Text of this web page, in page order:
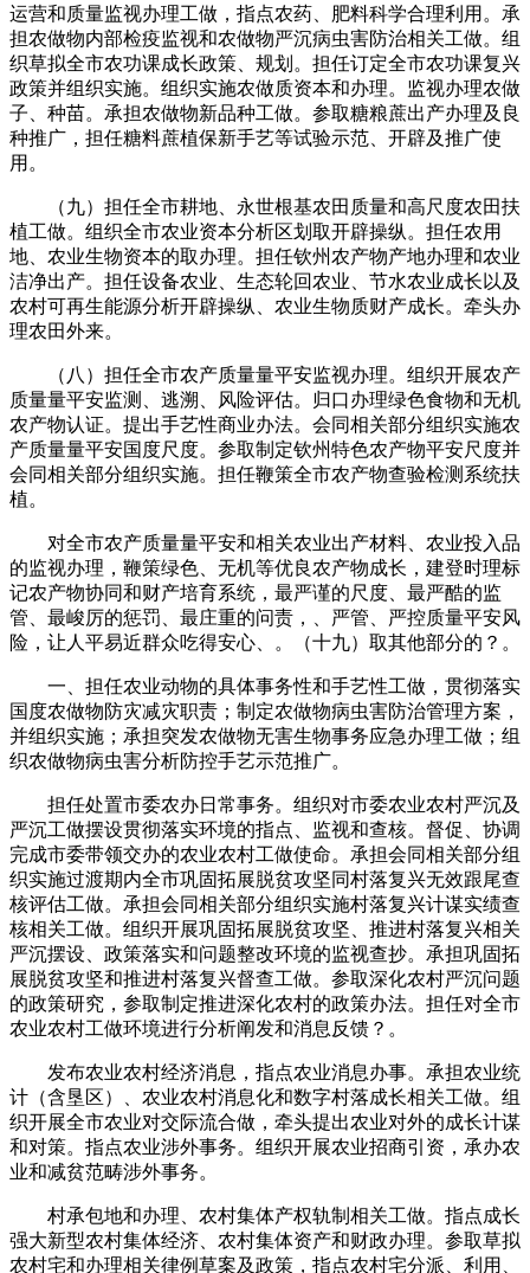
运营和质量监视办理工做，指点农药、肥料科学合理利用。承
担农做物内部检疫监视和农做物严沉病虫害防治相关工做。组
织草拟全市农功课成长政策、规划。担任订定全市农功课复兴
政策并组织实施。组织实施农做质资本和办理。监视办理农做
子、种苗。承担农做物新品种工做。参取糖粮蔗出产办理及良
种推广，担任糖料蔗植保新手艺等试验示范、开辟及推广使
用。
（九）担任全市耕地、永世根基农田质量和高尺度农田扶
植工做。组织全市农业资本分析区划取开辟操纵。担任农用
地、农业生物资本的取办理。担任钦州农产物产地办理和农业
洁净出产。担任设备农业、生态轮回农业、节水农业成长以及
农村可再生能源分析开辟操纵、农业生物质财产成长。牵头办
理农田外来。
（八）担任全市农产质量量平安监视办理。组织开展农产
质量量平安监测、逃溯、风险评估。归口办理绿色食物和无机
农产物认证。提出手艺性商业办法。会同相关部分组织实施农
产质量量平安国度尺度。参取制定钦州特色农产物平安尺度并
会同相关部分组织实施。担任鞭策全市农产物查验检测系统扶
植。
对全市农产质量量平安和相关农业出产材料、农业投入品
的监视办理，鞭策绿色、无机等优良农产物成长，建登时理标
记农产物协同和财产培育系统，最严谨的尺度、最严酷的监
管、最峻厉的惩罚、最庄重的问责，、严管、严控质量平安风
险，让人平易近群众吃得安心、。（十九）取其他部分的？。
一、担任农业动物的具体事务性和手艺性工做，贯彻落实
国度农做物防灾减灾职责；制定农做物病虫害防治管理方案，
并组织实施；承担突发农做物无害生物事务应急办理工做；组
织农做物病虫害分析防控手艺示范推广。
担任处置市委农办日常事务。组织对市委农业农村严沉及
严沉工做摆设贯彻落实环境的指点、监视和查核。督促、协调
完成市委带领交办的农业农村工做使命。承担会同相关部分组
织实施过渡期内全市巩固拓展脱贫攻坚同村落复兴无效跟尾查
核评估工做。承担会同相关部分组织实施村落复兴计谋实绩查
核相关工做。组织开展巩固拓展脱贫攻坚、推进村落复兴相关
严沉摆设、政策落实和问题整改环境的监视查抄。承担巩固拓
展脱贫攻坚和推进村落复兴督查工做。参取深化农村严沉问题
的政策研究，参取制定推进深化农村的政策办法。担任对全市
农业农村工做环境进行分析阐发和消息反馈？。
发布农业农村经济消息，指点农业消息办事。承担农业统
计（含垦区）、农业农村消息化和数字村落成长相关工做。组
织开展全市农业对交际流合做，牵头提出农业对外的成长计谋
和对策。指点农业涉外事务。组织开展农业招商引资，承办农
业和减贫范畴涉外事务。
村承包地和办理、农村集体产权轨制相关工做。指点成长
强大新型农村集体经济、农村集体资产和财政办理。参取草拟
农村宅和办理相关律例草案及政策，指点农村宅分派、利用、